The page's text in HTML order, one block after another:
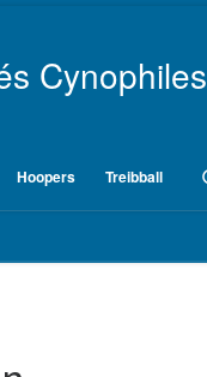
Cynophiles
Hoopers Treibball